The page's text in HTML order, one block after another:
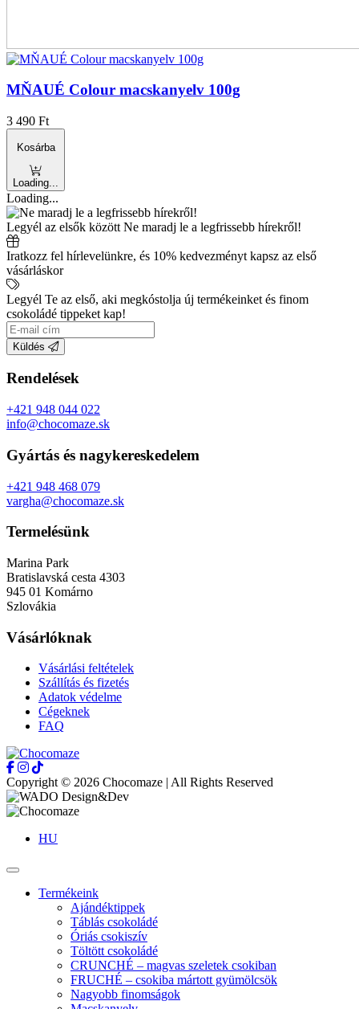
MŇAUÉ Colour macskanyelv 100g
3 490 Ft
Kosárba
Loading...
Loading...
Legyél az elsők között Ne maradj le a legfrissebb hírekről!
Iratkozz fel hírlevelünkre, és 10% kedvezményt kapsz az első
vásárláskor
Legyél Te az első, aki megkóstolja új termékeinket és finom
csokoládé tippeket kap!
Küldés
Rendelések
+421 948 044 022
info@chocomaze.sk
Gyártás és nagykereskedelem
+421 948 468 079
vargha@chocomaze.sk
Termelésünk
Marina Park
Bratislavská cesta 4303
945 01 Komárno
Szlovákia
Vásárlóknak
Vásárlási feltételek
Szállítás és fizetés
Adatok védelme
Cégeknek
FAQ
Copyright © 2026 Chocomaze | All Rights Reserved
HU
Termékeink
Ajándéktippek
Táblás csokoládé
Óriás csokiszív
Töltött csokoládé
CRUNCHÉ – magvas szeletek csokiban
FRUCHÉ – csokiba mártott gyümölcsök
Nagyobb finomságok